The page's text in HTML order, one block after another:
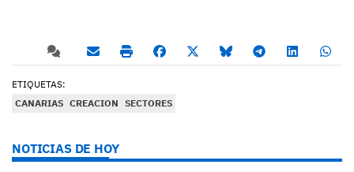
ETIQUETAS:
CANARIAS CREACION SECTORES
NOTICIAS DE HOY